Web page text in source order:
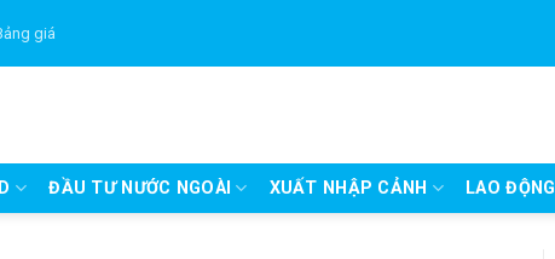
giá
ĐẦU TƯ NƯỚC NGOÀI XUẤT NHẬP CẢNH LAO ĐỘNG